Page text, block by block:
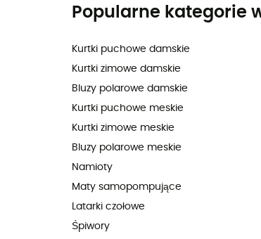
Popularne kategorie
Kurtki puchowe damskie
Kurtki zimowe damskie
Bluzy polarowe damskie
Kurtki puchowe meskie
Kurtki zimowe meskie
Bluzy polarowe meskie
Namioty
Maty samopompujące
Latarki czołowe
Śpiwory